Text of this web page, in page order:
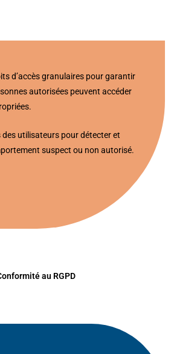
d’accès granulaires pour garantir
autorisées peuvent accéder
des utilisateurs pour détecter et
suspect ou non autorisé.
au RGPD